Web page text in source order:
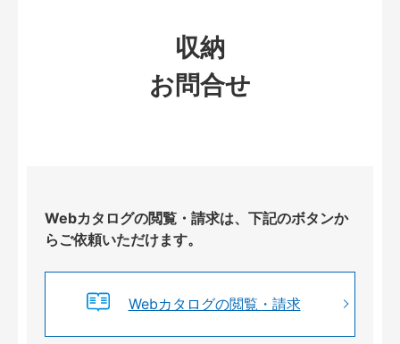
収納
お問合せ
Webカタログの閲覧・請求は、下記のボタンか
らご依頼いただけます。
Webカタログの閲覧・請求